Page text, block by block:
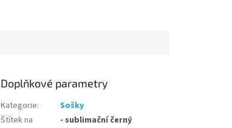
Doplňkové parametry
Kategorie:
Sošky
Štítek na
- sublimační černý